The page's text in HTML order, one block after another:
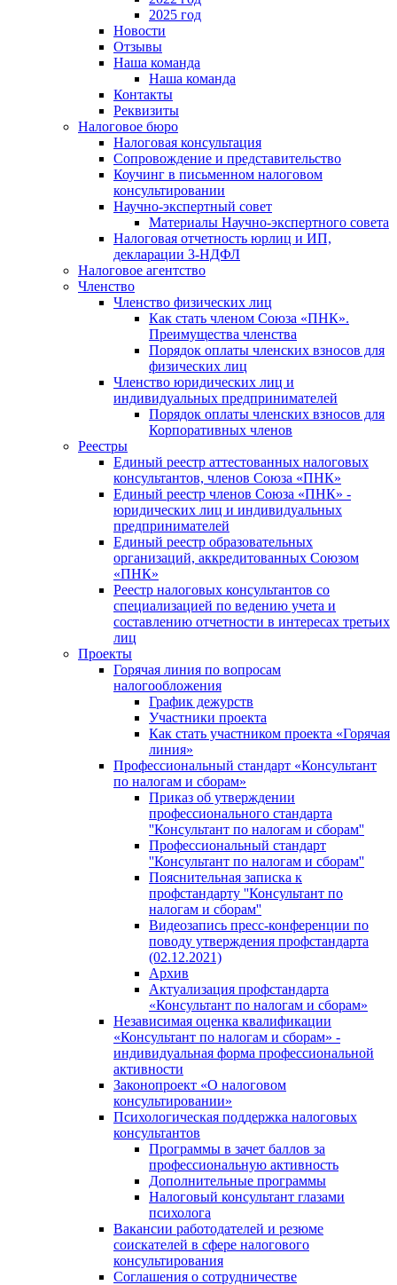
2025 год
Новости
Отзывы
Наша команда
Наша команда
Контакты
Реквизиты
Налоговое бюро
Налоговая консультация
Cопровождение и представительство
Коучинг в письменном налоговом
консультировании
Научно-экспертный совет
Материалы Научно-экспертного совета
Налоговая отчетность юрлиц и ИП,
декларации 3-НДФЛ
Налоговое агентство
Членство
Членство физических лиц
Как стать членом Союза «ПНК».
Преимущества членства
Порядок оплаты членских взносов для
физических лиц
Членство юридических лиц и
индивидуальных предпринимателей
Порядок оплаты членских взносов для
Корпоративных членов
Реестры
Единый реестр аттестованных налоговых
консультантов, членов Союза «ПНК»
Единый реестр членов Союза «ПНК» -
юридических лиц и индивидуальных
предпринимателей
Единый реестр образовательных
организаций, аккредитованных Союзом
«ПНК»
Реестр налоговых консультантов со
специализацией по ведению учета и
составлению отчетности в интересах третьих
лиц
Проекты
Горячая линия по вопросам
налогообложения
График дежурств
Участники проекта
Как стать участником проекта «Горячая
линия»
Профессиональный стандарт «Консультант
по налогам и сборам»
Приказ об утверждении
профессионального стандарта
''Консультант по налогам и сборам''
Профессиональный стандарт
''Консультант по налогам и сборам''
Пояснительная записка к
профстандарту ''Консультант по
налогам и сборам''
Видеозапись пресс-конференции по
поводу утверждения профстандарта
(02.12.2021)
Архив
Актуализация профстандарта
«Консультант по налогам и сборам»
Независимая оценка квалификации
«Консультант по налогам и сборам» -
индивидуальная форма профессиональной
активности
Законопроект «О налоговом
консультировании»
Психологическая поддержка налоговых
консультантов
Программы в зачет баллов за
профессиональную активность
Дополнительные программы
Налоговый консультант глазами
психолога
Вакансии работодателей и резюме
соискателей в сфере налогового
консультирования
Соглашения о сотрудничестве